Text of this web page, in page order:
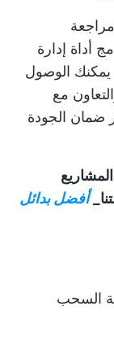
أداة إدارة
يمكنك الوصول
مع
ضمان الجودة
أفضل بدائل
السحب